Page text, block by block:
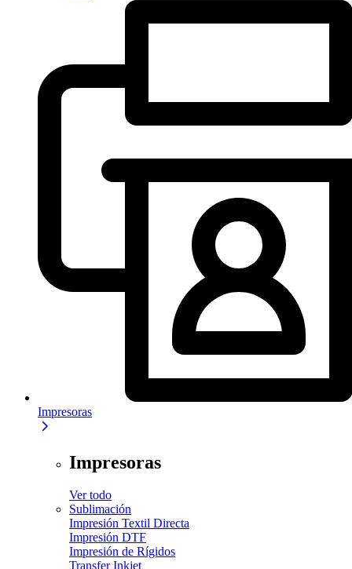
Impresoras
Impresoras
Ver todo
Sublimación
Impresión Textil Directa
Impresión DTF
Impresión de Rígidos
Transfer Inkjet